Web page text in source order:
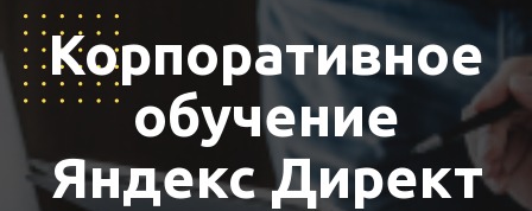
Корпоративное
обучение
Яндекс Директ